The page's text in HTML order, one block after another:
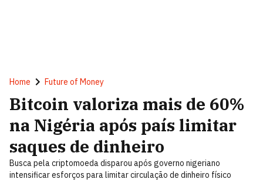
Home Future of Money
Bitcoin valoriza mais de 60%
na Nigéria após país limitar
saques de dinheiro
Busca pela criptomoeda disparou após governo nigeriano
intensificar esforços para limitar circulação de dinheiro físico